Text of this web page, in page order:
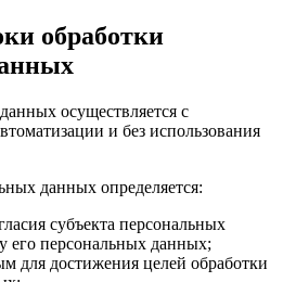
обработки
осуществляется с
и без использования
данных определяется:
субъекта персональных
его персональных данных;
для достижения целей обработки